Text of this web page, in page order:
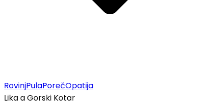
RovinjPulaPorečOpatija
Lika a Gorski Kotar